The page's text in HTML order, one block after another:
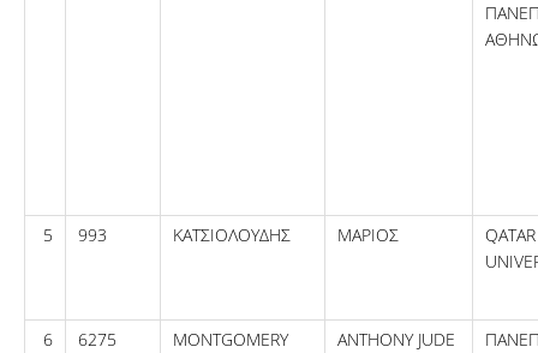
5 993 ΚΑΤΣΙΟΛΟΥΔΗΣ ΜΑΡΙΟΣ
QATAR
6 6275 MONTGOMERY ANTHONY JUDE